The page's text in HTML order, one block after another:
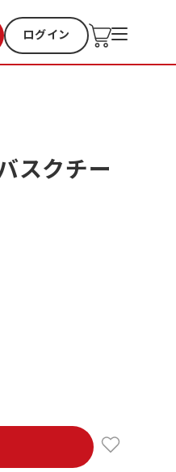
ログイン
気に入り 過去購入
スクチー